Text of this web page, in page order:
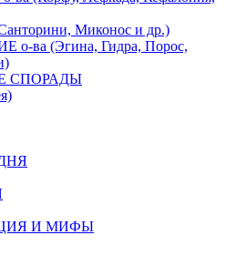
Миконос и др.)
ва (Эгина, Гидра, Порос,
СПОРАДЫ
И МИФЫ